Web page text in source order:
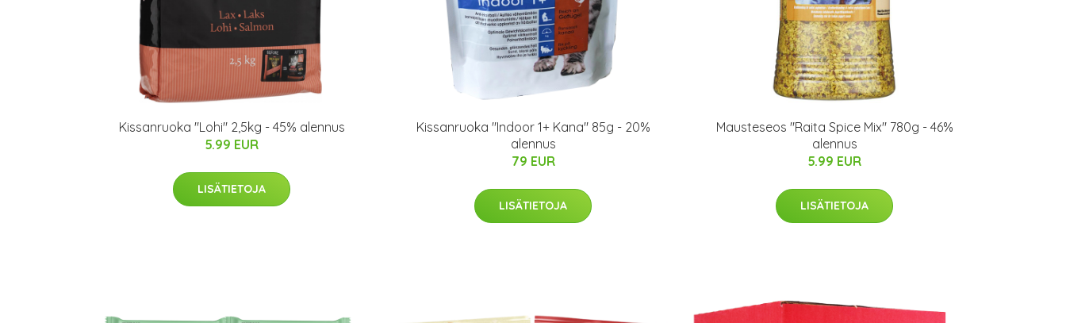
Kissanruoka "Lohi" 2,5kg - 45% alennus
5.99 EUR
LISÄTIETOJA
Kissanruoka "Indoor 1+ Kana" 85g - 20%
alennus
79 EUR
LISÄTIETOJA
Mausteseos "Raita Spice Mix" 780g - 46%
alennus
5.99 EUR
LISÄTIETOJA